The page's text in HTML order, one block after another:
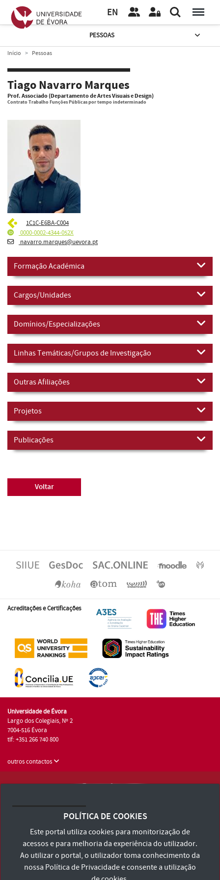
EN
PESSOAS
Início Pessoas
Tiago Navarro Marques
Prof. Associado (Departamento de Artes Visuais e Design)
Contrato Trabalho Funções Públicas por tempo indeterminado
1C1C-E6BA-C004
0000-0002-4344-052X
navarro.marques@uevora.pt
Formação Académica
Cargos/Unidades
Domínios/Especializações
Linhas Temáticas/Grupos de Investigação
Outras Afiliações
Projetos
Publicações
Voltar
Acreditações e Certificações
Universidade de Évora
Largo dos Colegiais, Nº 2
7004-516 Évora
tlf: +351 266 740 800
outros contactos
Consulte os Termos e Condições e Política de Privacidade
Declaração de Acessibilidade
POLÍTICA DE COOKIES
Este portal utiliza cookies para monitorização de
acessos e para melhoria da experiência do utilizador.
Ao utilizar o portal, o utilizador toma conhecimento da
nossa Política de Privacidadee consente a utilização